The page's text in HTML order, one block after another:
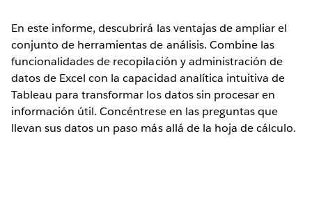
En este informe, descubrirá las ventajas de ampliar el
conjunto de herramientas de análisis. Combine las
funcionalidades de recopilación y administración de
datos de Excel con la capacidad analítica intuitiva de
Tableau para transformar los datos sin procesar en
información útil. Concéntrese en las preguntas que
llevan sus datos un paso más allá de la hoja de cálculo.